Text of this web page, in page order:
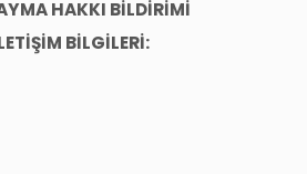
HAKKI BİLDİRİMİ
BİLGİLERİ: